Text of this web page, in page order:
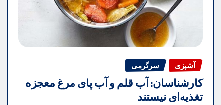
آشپزی سرگرمی
کارشناسان: آب قلم و آب پای مرغ معجزه
تغذیه‌ای نیستند